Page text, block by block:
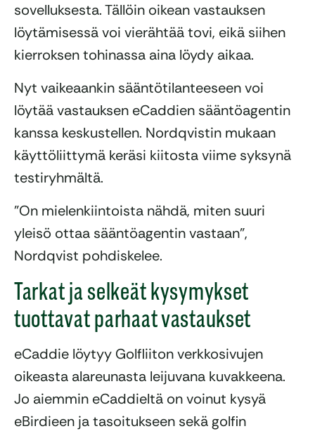
sovelluksesta. Tällöin oikean vastauksen
löytämisessä voi vierähtää tovi, eikä siihen
kierroksen tohinassa aina löydy aikaa.
Nyt vaikeaankin sääntötilanteeseen voi
löytää vastauksen eCaddien sääntöagentin
kanssa keskustellen. Nordqvistin mukaan
käyttöliittymä keräsi kiitosta viime syksynä
testiryhmältä.
”On mielenkiintoista nähdä, miten suuri
yleisö ottaa sääntöagentin vastaan”,
Nordqvist pohdiskelee.
Tarkat ja selkeät kysymykset
tuottavat parhaat vastaukset
eCaddie löytyy Golfliiton verkkosivujen
oikeasta alareunasta leijuvana kuvakkeena.
Jo aiemmin eCaddieltä on voinut kysyä
eBirdieen ja tasoitukseen sekä golfin